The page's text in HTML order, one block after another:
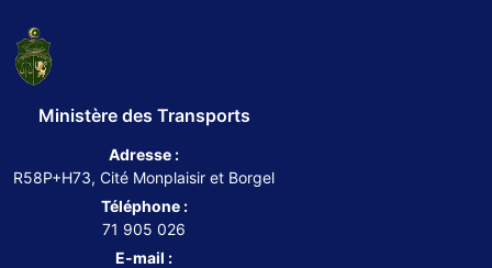
Ministère des Transports
Adresse :
R58P+H73, Cité Monplaisir et Borgel
Téléphone :
71 905 026
E-mail :